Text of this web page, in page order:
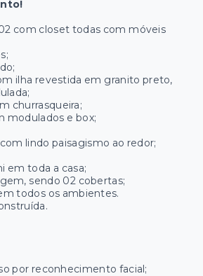
com closet todas com móveis
ilha revestida em granito preto,
churrasqueira;
modulados e box;
lindo paisagismo ao redor;
em toda a casa;
sendo 02 cobertas;
todos os ambientes.
por reconhecimento facial;